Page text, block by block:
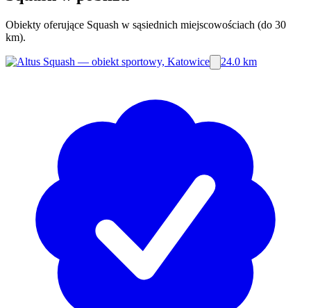
Obiekty oferujące Squash w sąsiednich miejscowościach (do 30
km).
24.0 km